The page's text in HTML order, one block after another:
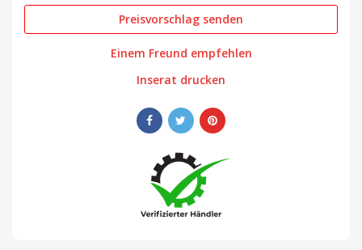
Preisvorschlag senden
Einem Freund empfehlen
Inserat drucken